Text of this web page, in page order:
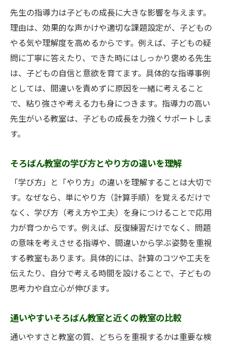
先生の指導力は子どもの成長に大きな影響を与えます。
理由は、効果的な声かけや適切な課題設定が、子どもの
やる気や理解度を高めるからです。例えば、子どもの疑
問に丁寧に答えたり、できた時にはしっかり褒める先生
は、子どもの自信と意欲を育てます。具体的な指導事例
としては、間違いを責めずに原因を一緒に考えること
で、粘り強さや考える力も身につきます。指導力の高い
先生がいる教室は、子どもの成長を力強くサポートしま
す。
そろばん教室の学び方とやり方の違いを理解
「学び方」と「やり方」の違いを理解することは大切で
す。なぜなら、単にやり方（計算手順）を覚えるだけで
なく、学び方（考え方や工夫）を身につけることで応用
力が育つからです。例えば、反復練習だけでなく、問題
の意味を考えさせる指導や、間違いから学ぶ姿勢を重視
する教室もあります。具体的には、計算のコツや工夫を
伝えたり、自分で考える時間を設けることで、子どもの
思考力や自立心が伸びます。
通いやすいそろばん教室と近くの教室の比較
通いやすさと教室の質、どちらを重視するかは重要な検